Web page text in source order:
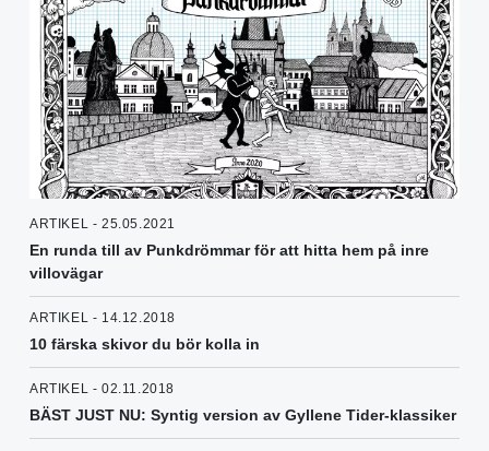
ARTIKEL - 25.05.2021
En runda till av Punkdrömmar för att hitta hem på inre
villovägar
ARTIKEL - 14.12.2018
10 färska skivor du bör kolla in
ARTIKEL - 02.11.2018
BÄST JUST NU: Syntig version av Gyllene Tider-klassiker